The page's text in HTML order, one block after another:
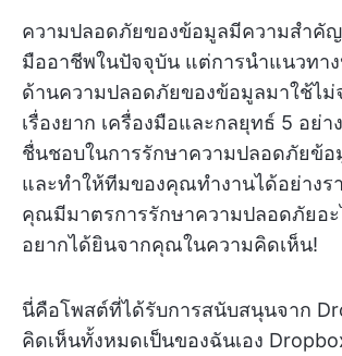
ความปลอดภัยของข้อมูลมีความสำคั
มืออาชีพในปัจจุบัน แต่การนำแนวทา
ด้านความปลอดภัยของข้อมูลมาใช้ไม่
เรื่องยาก เครื่องมือและกลยุทธ์ 5 อย่า
ชื่นชอบในการรักษาความปลอดภัยข้อ
และทำให้ทีมของคุณทำงานได้อย่างร
คุณมีมาตรการรักษาความปลอดภัยอะ
อยากได้ยินจากคุณในความคิดเห็น!
นี่คือโพสต์ที่ได้รับการสนับสนุนจาก
คิดเห็นทั้งหมดเป็นของฉันเอง